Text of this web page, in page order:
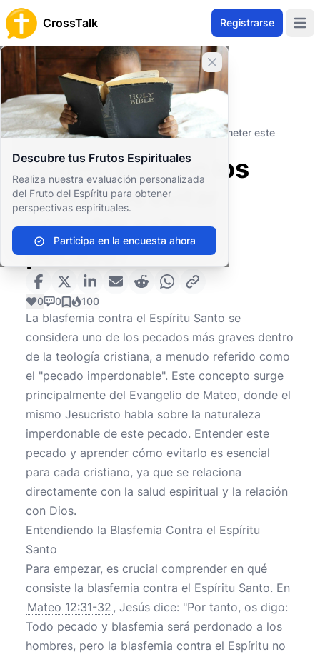
CrossTalk Registrarse
Cerrar banner
Descubre tus Frutos Espirituales
Realiza nuestra evaluación personalizada
del Fruto del Espíritu para obtener
perspectivas espirituales.
Participa en la encuesta ahora
Inicio
Archivo de Preguntas
Conceptos Teológicos
Neumatología
¿Cómo pueden los cristianos evitar cometer este
¿Cómo pueden los
cristianos evitar
cometer este
pecado?
0 0 100
La blasfemia contra el Espíritu Santo se
considera uno de los pecados más graves dentro
de la teología cristiana, a menudo referido como
el "pecado imperdonable". Este concepto surge
principalmente del Evangelio de Mateo, donde el
mismo Jesucristo habla sobre la naturaleza
imperdonable de este pecado. Entender este
pecado y aprender cómo evitarlo es esencial
para cada cristiano, ya que se relaciona
directamente con la salud espiritual y la relación
con Dios.
Entendiendo la Blasfemia Contra el Espíritu
Santo
Para empezar, es crucial comprender en qué
consiste la blasfemia contra el Espíritu Santo. En
Mateo 12:31-32 , Jesús dice: "Por tanto, os digo:
Todo pecado y blasfemia será perdonado a los
hombres, pero la blasfemia contra el Espíritu no